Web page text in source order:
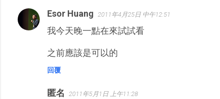
Esor Huang 2011年4月25日 中午12:51
我今天晚一點在來試試看
之前應該是可以的
回覆
匿名 2011年5月1日 上午11:28